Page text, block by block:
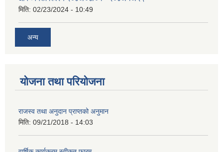
मिति: 02/23/2024 - 10:49
अन्य
योजना तथा परियोजना
राजस्व तथा अनुदान प्राप्तको अनुमान
मिति: 09/21/2018 - 14:03